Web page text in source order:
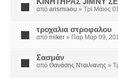
ΚΙΝΗΤΗΡΑΣ JIMNY ΣΕ
από arismiaou » Τρί Μάιος
τροχαλια στροφαλου
από miker » Παρ Μαρ 09,
Σασμάν
από Θανάσης Νταιλιανης »